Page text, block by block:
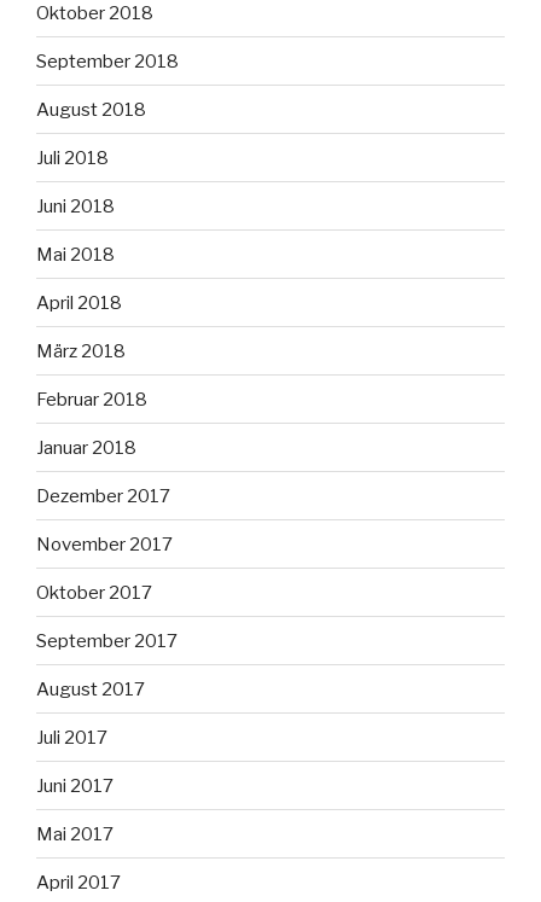
Oktober 2018
September 2018
August 2018
Juli 2018
Juni 2018
Mai 2018
April 2018
März 2018
Februar 2018
Januar 2018
Dezember 2017
November 2017
Oktober 2017
September 2017
August 2017
Juli 2017
Juni 2017
Mai 2017
April 2017